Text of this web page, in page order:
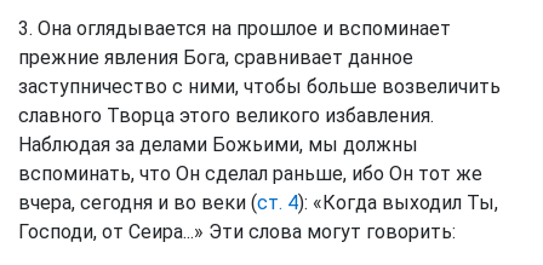
3. Она оглядывается на прошлое и вспоминает
прежние явления Бога, сравнивает данное
заступничество с ними, чтобы больше возвеличить
славного Творца этого великого избавления.
Наблюдая за делами Божьими, мы должны
вспоминать, что Он сделал раньше, ибо Он тот же
вчера, сегодня и во веки (ст. 4): «Когда выходил Ты,
Господи, от Сеира...» Эти слова могут говорить: